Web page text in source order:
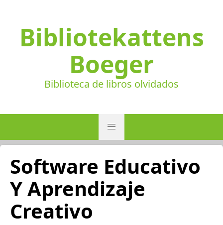
Bibliotekattens
Boeger
Biblioteca de libros olvidados
Software Educativo
Y Aprendizaje
Creativo